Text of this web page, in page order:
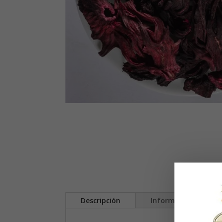
Descripción Información